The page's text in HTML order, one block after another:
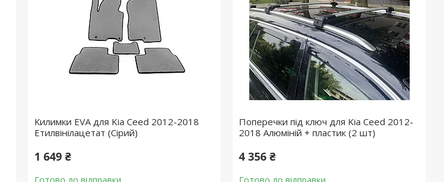
Килимки EVA для Kia Ceed 2012-2018
Етилвінілацетат (Сірий)
1 649 ₴
Поперечки під ключ для Kia Ceed 2012-
2018 Алюміній + пластик (2 шт)
4 356 ₴